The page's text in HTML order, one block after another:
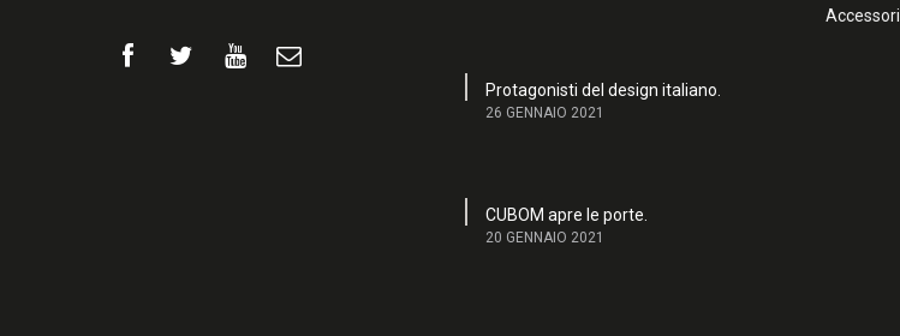
Protagonisti del design italiano.
26 GENNAIO 2021
CUBOM apre le porte.
20 GENNAIO 2021
Accessori